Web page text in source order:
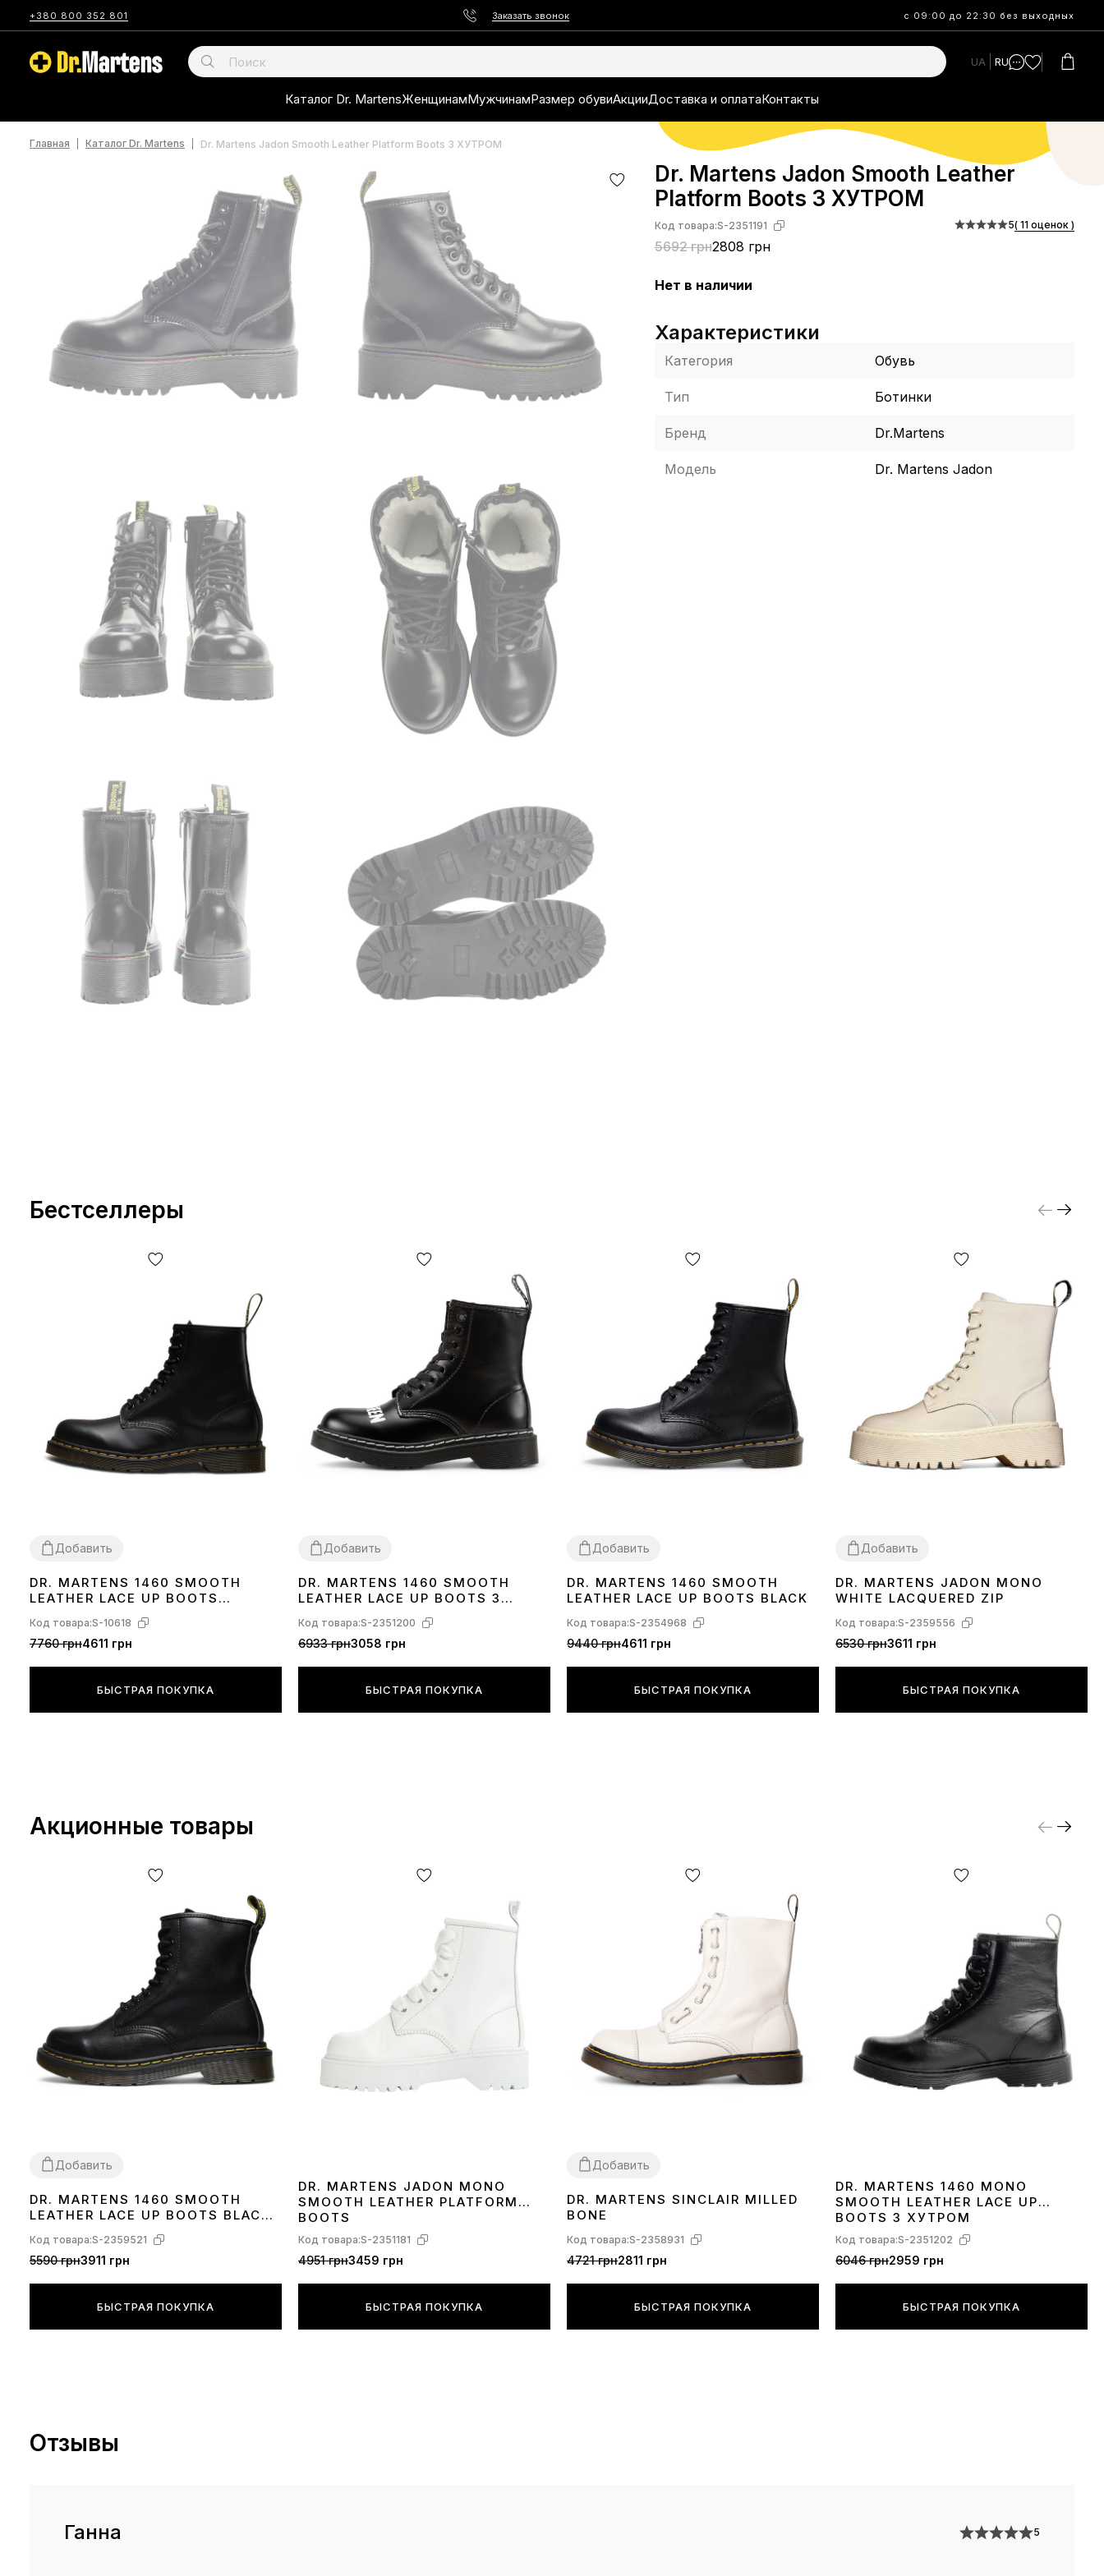
+380 800 352 801 Заказать звонок с 09:00 до 22:30 без выходных
UA RU
Каталог Dr. MartensЖенщинамМужчинамРазмер обувиАкцииДоставка и оплатаКонтакты
Главная Каталог Dr. Martens Dr. Martens Jadon Smooth Leather Platform Boots З ХУТРОМ
Dr. Martens Jadon Smooth Leather
Platform Boots З ХУТРОМ
Код товара:S-2351191
5692 грн2808 грн
5( 11 оценок )
Нет в наличии
Характеристики
Категория Обувь
Тип Ботинки
Бренд Dr.Martens
Модель Dr. Martens Jadon
Бестселлеры
Добавить
36 373840 424344 45
DR. MARTENS 1460 SMOOTH
LEATHER LACE UP BOOTS
Код товара:S-10618
7760 грн4611 грн
БЫСТРАЯ ПОКУПКА
Добавить
38
DR. MARTENS 1460 SMOOTH
LEATHER LACE UP BOOTS З
Код товара:S-2351200
6933 грн3058 грн
БЫСТРАЯ ПОКУПКА
Добавить
36 373839 404142 43 444546
DR. MARTENS 1460 SMOOTH
LEATHER LACE UP BOOTS BLACK
Код товара:S-2354968
9440 грн4611 грн
БЫСТРАЯ ПОКУПКА
Добавить
36 373839
DR. MARTENS JADON MONO
WHITE LACQUERED ZIP
Код товара:S-2359556
6530 грн3611 грн
БЫСТРАЯ ПОКУПКА
Акционные товары
Добавить
36 373839 404142 43 444546
DR. MARTENS 1460 SMOOTH
LEATHER LACE UP BOOTS BLACK
Код товара:S-2359521
5590 грн3911 грн
БЫСТРАЯ ПОКУПКА
DR. MARTENS JADON MONO
SMOOTH LEATHER PLATFORM
BOOTS
Код товара:S-2351181
4951 грн3459 грн
БЫСТРАЯ ПОКУПКА
Добавить
36 3739
DR. MARTENS SINCLAIR MILLED
BONE
Код товара:S-2358931
4721 грн2811 грн
БЫСТРАЯ ПОКУПКА
DR. MARTENS 1460 MONO
SMOOTH LEATHER LACE UP
BOOTS З ХУТРОМ
Код товара:S-2351202
6046 грн2959 грн
БЫСТРАЯ ПОКУПКА
Отзывы
Ганна 5